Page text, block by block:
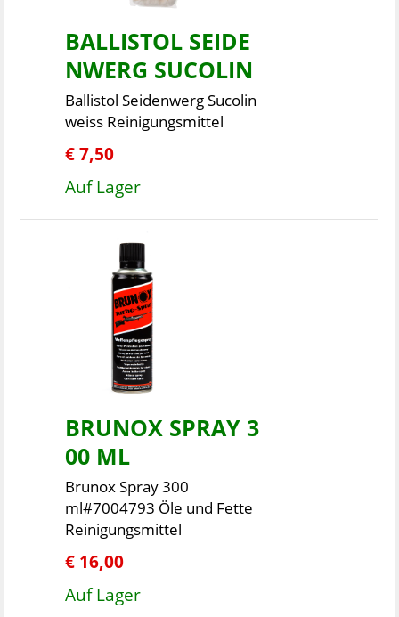
BALLISTOL SEIDE
NWERG SUCOLIN
Ballistol Seidenwerg Sucolin
weiss Reinigungsmittel
€ 7,50
Auf Lager
BRUNOX SPRAY 3
00 ML
Brunox Spray 300
ml#7004793 Öle und Fette
Reinigungsmittel
€ 16,00
Auf Lager